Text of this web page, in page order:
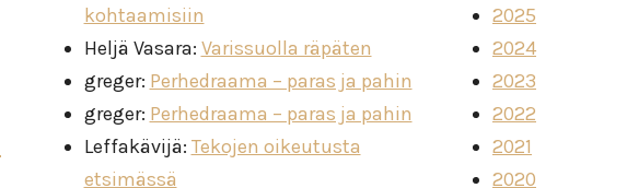
kohtaamisiin
Heljä Vasara: Varissuolla räpäten
greger: Perhedraama – paras ja pahin
greger: Perhedraama – paras ja pahin
Leffakävijä: Tekojen oikeutusta
etsimässä
2025
2024
2023
2022
2021
2020